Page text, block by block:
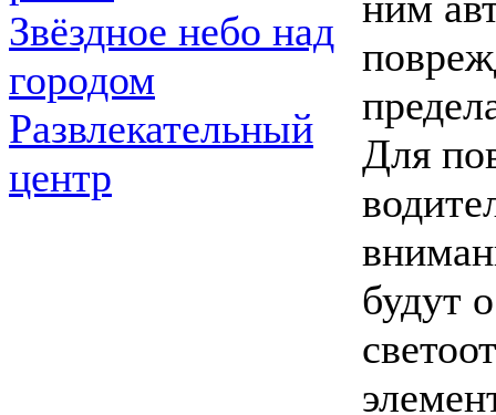
Звёздное небо над
городом
Развлекательный
центр
Для
будут